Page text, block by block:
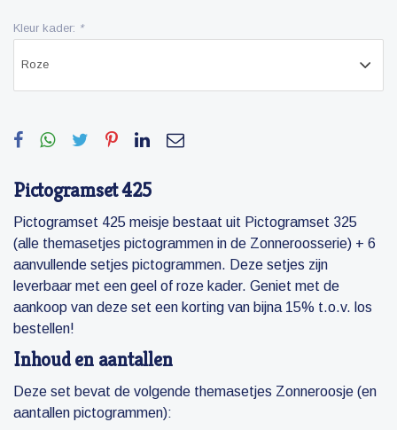
Kleur kader: *
Pictogramset 425
Pictogramset 425 meisje bestaat uit Pictogramset 325
(alle themasetjes pictogrammen in de Zonneroosserie) + 6
aanvullende setjes pictogrammen. Deze setjes zijn
leverbaar met een geel of roze kader. Geniet met de
aankoop van deze set een korting van bijna 15% t.o.v. los
bestellen!
Inhoud en aantallen
Deze set bevat de volgende themasetjes Zonneroosje (en
aantallen pictogrammen):